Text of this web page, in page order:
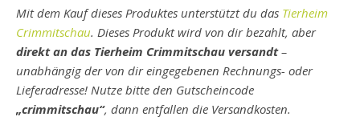
Mit dem Kauf dieses Produktes unterstützt du das Tierheim
Crimmitschau. Dieses Produkt wird von dir bezahlt, aber
direkt an das Tierheim Crimmitschau versandt–
unabhängig der von dir eingegebenen Rechnungs- oder
Lieferadresse! Nutze bitte den Gutscheincode
„crimmitschau“, dann entfallen die Versandkosten.